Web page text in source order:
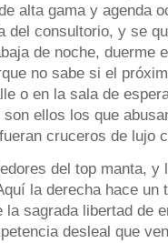
alta gama y agenda
del consultorio, y se
de noche, duerme
no sabe si el
o en la sala de
ellos los que
cruceros de lujo
del top manta,
la derecha hace
la sagrada libertad de
desleal que